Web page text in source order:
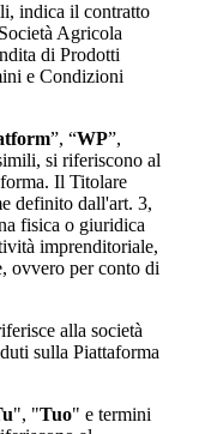
indica il contratto
Società Agricola
di Prodotti
e Condizioni
”, “WP”,
si riferiscono al
Il Titolare
definito dall'art. 3,
fisica o giuridica
imprenditoriale,
ovvero per conto di
alla società
sulla Piattaforma
", "Tuo" e termini